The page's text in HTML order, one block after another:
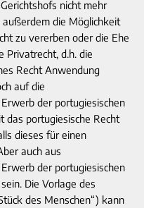
nicht mehr
die Möglichkeit
zu vererben oder die Ehe
Privatrecht, d.h. die
Recht Anwendung
auf die
der portugiesischen
das portugiesische Recht
dieses für einen
auch aus
der portugiesischen
Die Vorlage des
des Menschen“) kann